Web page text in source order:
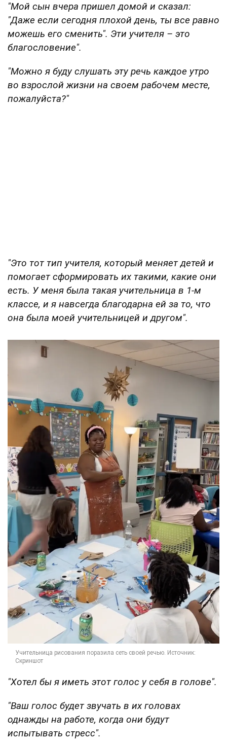
"Мой сын вчера пришел домой и сказал:
"Даже если сегодня плохой день, ты все равно
можешь его сменить". Эти учителя – это
благословение".
"Можно я буду слушать эту речь каждое утро
во взрослой жизни на своем рабочем месте,
пожалуйста?"
"Это тот тип учителя, который меняет детей и
помогает сформировать их такими, какие они
есть. У меня была такая учительница в 1-м
классе, и я навсегда благодарна ей за то, что
она была моей учительницей и другом".
"Хотел бы я иметь этот голос у себя в голове".
"Ваш голос будет звучать в их головах
однажды на работе, когда они будут
испытывать стресс".